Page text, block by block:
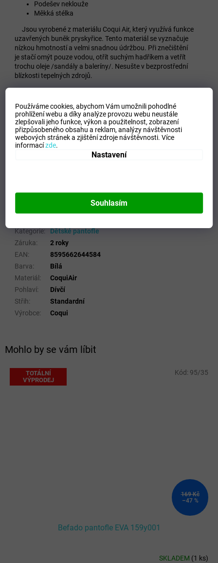
Používáme cookies, abychom Vám umožnili pohodlné
prohlížení webu a díky analýze provozu webu neustále
zlepšovali jeho funkce, výkon a použitelnost,zobrazení
přizpůsobeného obsahu a reklam, analýzy návštěvnosti
webových stránek a zjištění zdroje návštěvnosti.Více
informacízde.
Nastavení
Souhlasím
Mohlo by se vám líbit
TOTÁLNÍ
VÝPRODEJ
169 Kč
–47 %
Befado pantofle EVA 159y001
SKLADEM (1 ks)
Kód: 95/35
Podešev neklouže
Měkká stélka
Jsou vyrobené z materiálu Coqui Air, který využívá funkce
uzavřených buněk pryskyřice. Tento materiál se vyznačuje
nízkou hmotností a velmi snadnou údržbou. Při znečištění
je stačí omýt pouze vodou, otřít suchým hadříkem a vetřít
trochu oleje /sandály a baleríny/. Nesušte v bezprostřední
blízkosti tepelných zdrojů.
Doplňkové parametry
Kategorie:
Dětské pantofle
Záruka:
2 roky
EAN:
8595662644584
Barva:
Bílá
Materiál :
CoquiAir
Pohlaví:
Dívčí
Střih:
Standardní
Výrobce: Coqui